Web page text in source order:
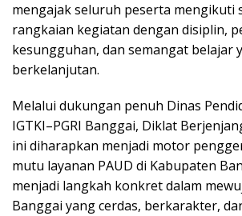
mengajak seluruh peserta mengikuti
rangkaian kegiatan dengan disiplin,
kesungguhan, dan semangat belajar
berkelanjutan.
Melalui dukungan penuh Dinas
IGTKI–PGRI Banggai, Diklat
ini diharapkan menjadi motor
mutu layanan PAUD di Kabupaten
menjadi langkah konkret dalam
Banggai yang cerdas, berkarakter,